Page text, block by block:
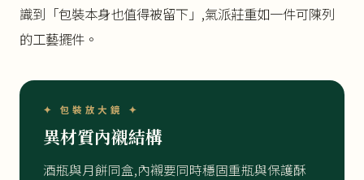
識到「包裝本身也值得被留下」,氣派莊重如一件可陳列
的工藝擺件。
✦ 包裝放大鏡 ✦
異材質內襯結構
酒瓶與月餅同盒,內襯要同時穩固重瓶與保護酥